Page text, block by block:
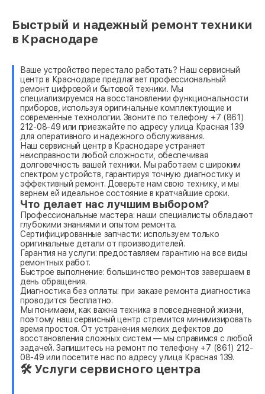
Быстрый и надежный ремонт техники
в Краснодаре
Ваше устройство перестало работать? Наш сервисный
центр в Краснодаре предлагает профессиональный
ремонт цифровой и бытовой техники. Мы
специализируемся на восстановлении функциональности
приборов, используя оригинальные комплектующие и
современные технологии. Звоните по телефону +7 (861)
212-08-49 или приезжайте по адресу улица Красная 139
для оперативного и надежного обслуживания.
Наш сервисный центр в Краснодаре устраняет
неисправности любой сложности, обеспечивая
долговечность вашей техники. Мы работаем с широким
спектром устройств, гарантируя точную диагностику и
эффективный ремонт. Доверьте нам свою технику, и мы
вернем ей идеальное состояние в кратчайшие сроки.
Что делает нас лучшим выбором?
Профессиональные мастера: наши специалисты обладают
глубокими знаниями и опытом ремонта.
Сертифицированные запчасти: используем только
оригинальные детали от производителей.
Гарантия на услуги: предоставляем гарантию на все виды
ремонтных работ.
Быстрое выполнение: большинство ремонтов завершаем в
день обращения.
Диагностика без оплаты: при заказе ремонта диагностика
проводится бесплатно.
Мы понимаем, как важна техника в повседневной жизни,
поэтому наш сервисный центр стремится минимизировать
время простоя. От устранения мелких дефектов до
восстановления сложных систем — мы справимся с любой
задачей. Запишитесь на ремонт по телефону +7 (861) 212-
08-49 или посетите нас по адресу улица Красная 139.
🛠 Услуги сервисного центра